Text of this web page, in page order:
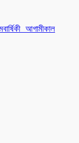
আগামীকাল